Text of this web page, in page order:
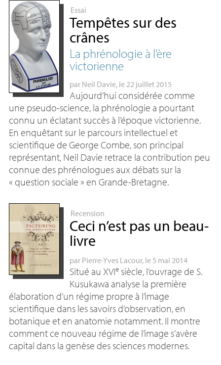
Essai
Tempêtes sur des
crânes
La phrénologie à l’ère
victorienne
par Neil Davie, le 22 juillet 2015
Aujourd’hui considérée comme
une pseudo-science, la phrénologie a pourtant
connu un éclatant succès à l’époque victorienne.
En enquêtant sur le parcours intellectuel et
scientifique de George Combe, son principal
représentant, Neil Davie retrace la contribution peu
connue des phrénologues aux débats sur la
« question sociale » en Grande-Bretagne.
Recension
Ceci n’est pas un beau-
livre
par Pierre-Yves Lacour, le 5 mai 2014
Situé au XVIesiècle, l’ouvrage de S.
Kusukawa analyse la première
élaboration d’un régime propre à l’image
scientifique dans les savoirs d’observation, en
botanique et en anatomie notamment. Il montre
comment ce nouveau régime de l’image s’avère
capital dans la genèse des sciences modernes.